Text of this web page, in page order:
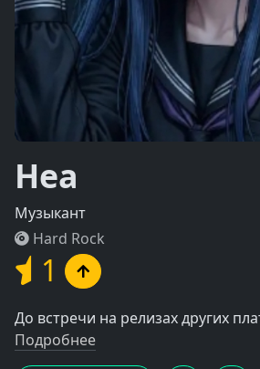
Неа
Музыкант
Hard Rock
1
До встречи на релизах других
Подробнее